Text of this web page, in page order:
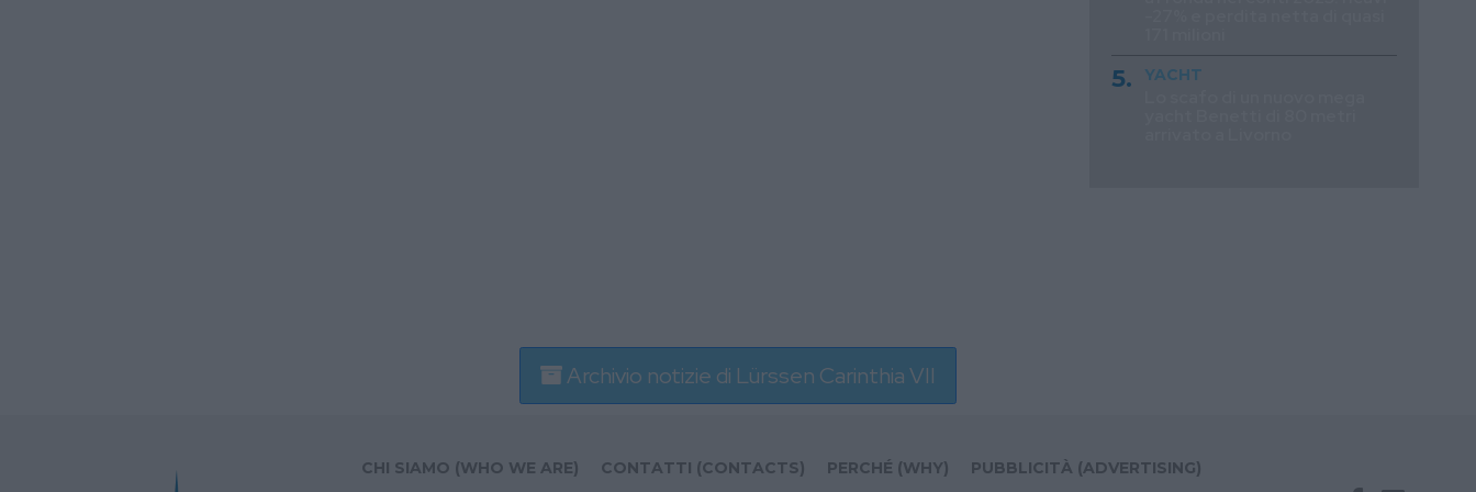
YACHT
Archivio notizie di Lürssen Carinthia VII
CHI SIAMO (WHO WE ARE) CONTATTI (CONTACTS) PERCHÉ (WHY) PUBBLICITÀ (ADVERTISING)